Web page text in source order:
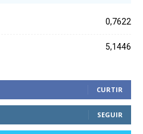
0,7622
5,1446
CURTIR
SEGUIR